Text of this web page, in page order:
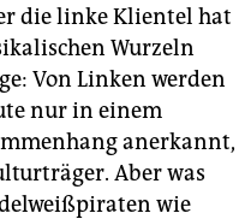
die linke Klientel hat
Wurzeln
Von Linken werden
nur in einem
anerkannt,
Aber was
wie